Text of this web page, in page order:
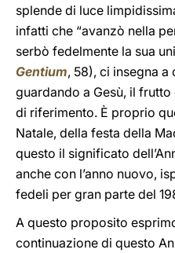
splende di luce
infatti che “avanzò nella
serbò fedelmente la sua
Gentium, 58), ci insegna a
guardando a Gesù, il
di riferimento. È proprio
Natale, della festa della
questo il significato
anche con l’anno nuovo,
fedeli per gran parte del
A questo proposito
continuazione di questo